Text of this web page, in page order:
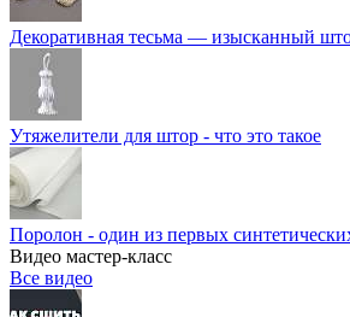
Декоративная тесьма — изысканный
Утяжелители для штор - что это такое
Поролон - один из первых
Видео мастер-класс
Все видео